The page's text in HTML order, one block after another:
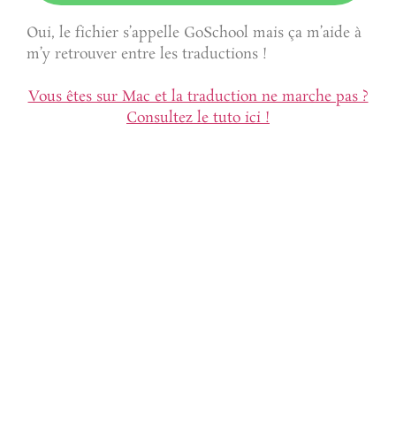
Oui, le fichier s’appelle GoSchool mais ça m’aide à
m’y retrouver entre les traductions !
Vous êtes sur Mac et la traduction ne marche pas ?
Consultez le tuto ici !